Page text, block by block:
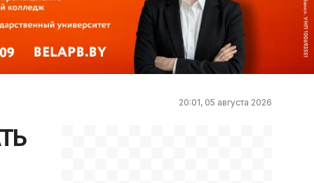
20:01, 05 августа 2026